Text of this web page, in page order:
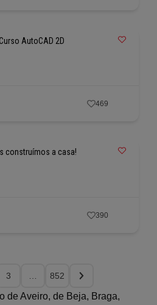
AutoCAD 2D
469
construímos a casa!
390
3 852
de Aveiro, de Beja, Braga,